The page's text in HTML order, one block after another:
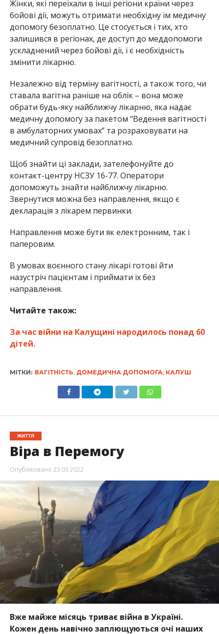
Жінки, які переїхали в інші регіони країни через
бойові дії, можуть отримати необхідну їм медичну
допомогу безоплатно. Це стосується і тих, хто
залишився в регіонах, де доступ до меддопомоги
ускладнений через бойові дії, і є необхідність
змінити лікарню.
Незалежно від терміну вагітності, а також того, чи
ставала вагітна раніше на облік – вона може
обрати будь-яку найближчу лікарню, яка надає
медичну допомогу за пакетом “Ведення вагітності
в амбулаторних умовах” та розраховувати на
медичний супровід безоплатно.
Щоб знайти ці заклади, зателефонуйте до
контакт-центру НСЗУ 16-77. Оператори
допоможуть знайти найближчу лікарню.
Звернутися можна без направлення, якщо є
декларація з лікарем первинки.
Направлення може бути як електронним, так і
паперовим.
В умовах воєнного стану лікарі готові йти
назустріч пацієнтам і приймати їх без
направлення.
Читайте також:
За час війни на Калущині народилось понад 60
дітей.
МІТКИ: ВАГІТНІСТЬ ДОМЕДИЧНА ДОПОМОГА КАЛУШ
ЖИТТЯ
Віра в Перемогу
Опубліковано 23.03.2022
Вже майже місяць триває війна в Україні.
Кожен день навічно заплющуються очі наших